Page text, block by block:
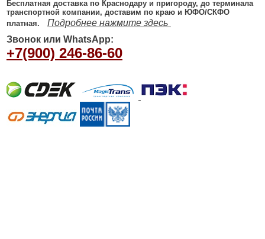
Бесплатная доставка по Краснодару и пригороду, до терминала
транспортной компании, доставим по краю и ЮФО/СКФО
платная.
Подробнее нажмите здесь
Звонок или WhatsApp:
+7(900) 246-86-60